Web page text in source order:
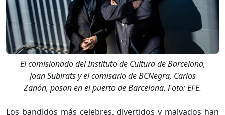
El comisionado del Instituto de Cultura de Barcelona,
Joan Subirats y el comisario de BCNegra, Carlos
Zanón, posan en el puerto de Barcelona. Foto: EFE.
Los bandidos más celebres, divertidos y malvados han